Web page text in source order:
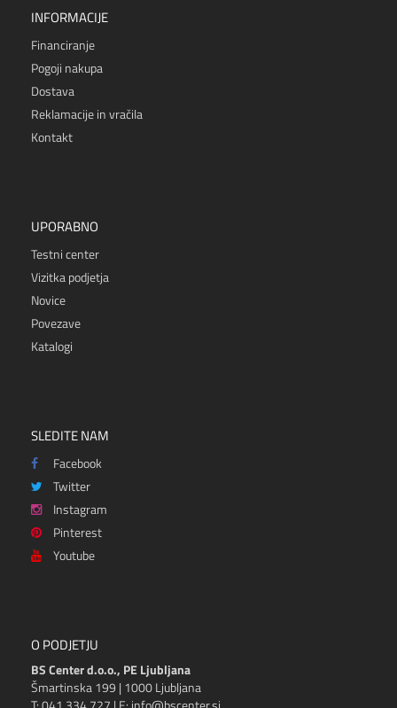
INFORMACIJE
Financiranje
Pogoji nakupa
Dostava
Reklamacije in vračila
Kontakt
UPORABNO
Testni center
Vizitka podjetja
Novice
Povezave
Katalogi
SLEDITE NAM
Facebook
Twitter
Instagram
Pinterest
Youtube
O PODJETJU
BS Center d.o.o., PE Ljubljana
Šmartinska 199 | 1000 Ljubljana